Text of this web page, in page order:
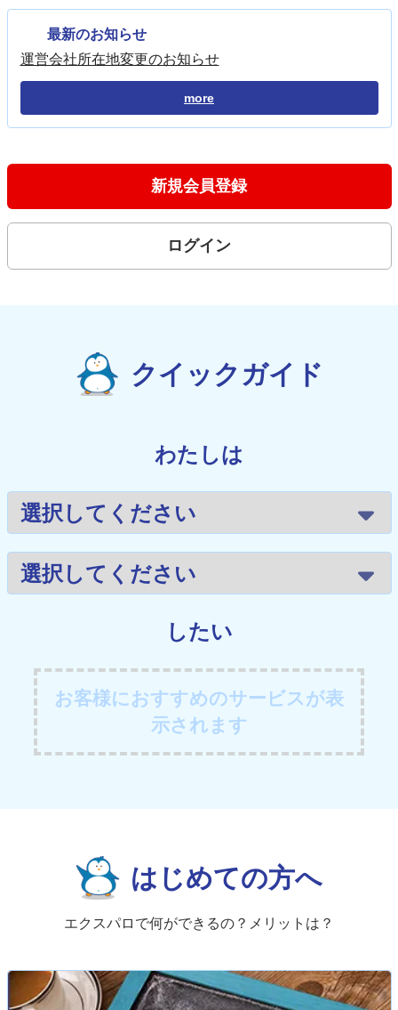
最新のお知らせ
運営会社所在地変更のお知らせ
more
新規会員登録
ログイン
クイックガイド
わたしは
したい
お客様におすすめのサービスが表
示されます
はじめての方へ
エクスパロで何ができるの？メリットは？